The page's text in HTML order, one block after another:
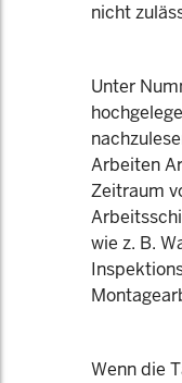
nicht
Unter
Arbeiten
Zeitraum
wie z. B.
Wenn die